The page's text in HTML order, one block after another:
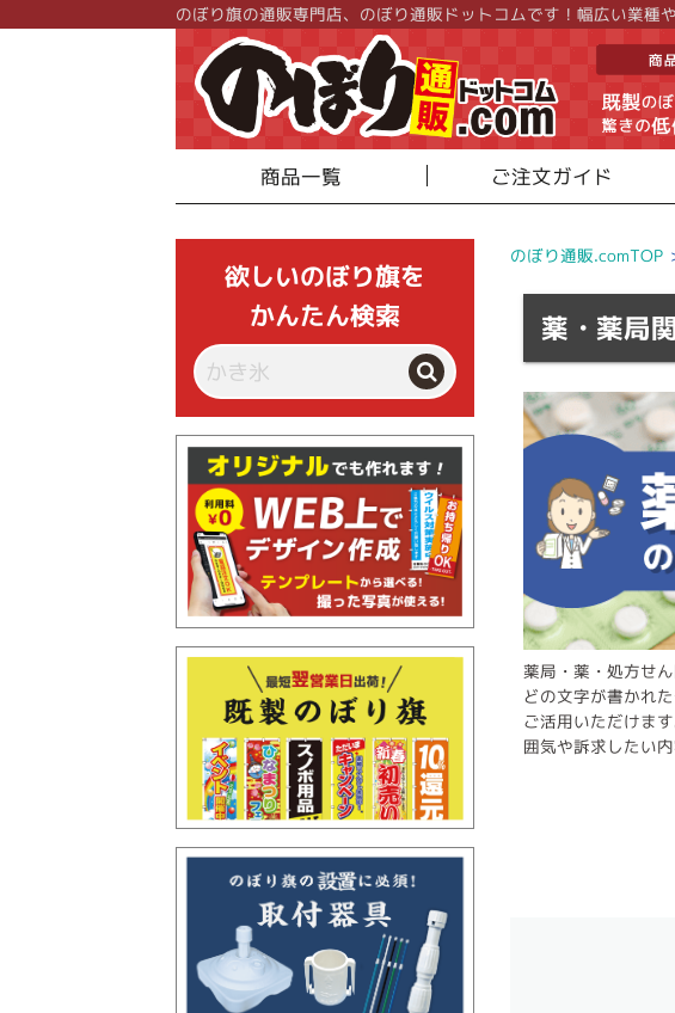
のぼり旗の通販専門店、のぼり通販ドットコムです！幅広い業種
商品一覧 ご注文ガイド
欲しいのぼり旗を
かんたん検索
のぼり通販.comTOP
薬・薬局
薬局・薬・処方せ
どの文字が書かれ
ご活用いただけま
囲気や訴求したい